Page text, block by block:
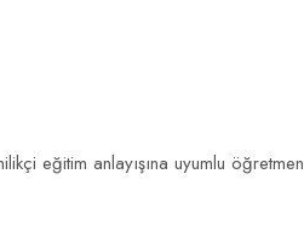
eğitim anlayışına uyumlu öğretmen